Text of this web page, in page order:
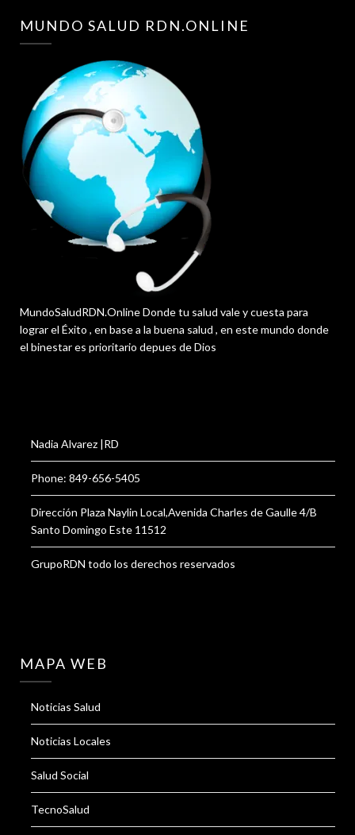
MUNDO SALUD RDN.ONLINE
MundoSaludRDN.Online Donde tu salud vale y cuesta para
lograr el Éxito , en base a la buena salud , en este mundo donde
el binestar es prioritario depues de Dios
Nadia Alvarez |RD
Phone: 849-656-5405
Dirección Plaza Naylin Local,Avenida Charles de Gaulle 4/B
Santo Domingo Este 11512
GrupoRDN todo los derechos reservados
MAPA WEB
Noticias Salud
Noticias Locales
Salud Social
TecnoSalud